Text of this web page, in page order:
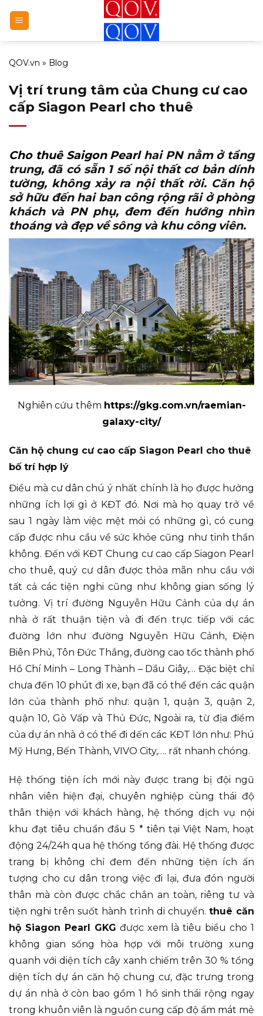
qua
nội
dung
QOV.vn » Blog
Vị trí trung tâm của Chung cư cao
cấp Siagon Pearl cho thuê
Cho thuê Saigon Pearlhai PN nằm ở tầng
trung, đã có sẵn 1 số nội thất cơ bản dính
tường, không xảy ra nội thất rời. Căn hộ
sở hữu đến hai ban công rộng rãi ở phòng
khách và PN phụ, đem đến hướng nhìn
thoáng và đẹp về sông và khu công viên.
Nghiên cứu thêm https://gkg.com.vn/raemian-
galaxy-city/
Căn hộ chung cư cao cấp Siagon Pearl cho thuê
bố trí hợp lý
Điều mà cư dân chú ý nhất chính là họ được hưởng
những ích lợi gì ở KĐT đó. Nơi mà họ quay trở về
sau 1 ngày làm việc mệt mỏi có những gì, có cung
cấp được nhu cầu về sức khỏe cũng như tinh thần
không. Đến với KĐT Chung cư cao cấp Siagon Pearl
cho thuê, quý cư dân được thỏa mãn nhu cầu với
tất cả các tiện nghi cũng như không gian sống lý
tưởng. Vị trí đường Nguyễn Hữu Cảnh của dự án
nhà ở rất thuận tiện và đi đến trực tiếp với các
đường lớn như đường Nguyễn Hữu Cảnh, Điện
Biên Phủ, Tôn Đức Thắng, đường cao tốc thành phố
Hồ Chí Minh – Long Thành – Dầu Giây,… Đặc biệt chỉ
chưa đến 10 phút đi xe, bạn đã có thể đến các quận
lớn của thành phố như: quận 1, quận 3, quận 2,
quận 10, Gò Vấp và Thủ Đức, Ngoài ra, từ địa điểm
của dự án nhà ở có thể đi dến các KĐT lớn như: Phú
Mỹ Hưng, Bến Thành, VIVO City,…. rất nhanh chóng.
Hệ thống tiện ích mới này được trang bị đội ngũ
nhân viên hiện đại, chuyên nghiệp cùng thái độ
thân thiện với khách hàng, hệ thống dịch vụ nội
khu đạt tiêu chuẩn đầu 5 * tiên tại Việt Nam, hoạt
động 24/24h qua hệ thống tổng đài. Hệ thống được
trang bị không chỉ đem đến những tiện ích ấn
tượng cho cư dân trong việc đi lại, đưa đón người
thân mà còn được chắc chắn an toàn, riêng tư và
tiện nghi trên suốt hành trình di chuyển. thuê căn
hộ Siagon Pearl GKG được xem là tiêu biểu cho 1
không gian sống hòa hợp với môi trường xung
quanh với diện tích cây xanh chiếm trên 30 % tổng
diện tích dự án căn hộ chung cư, đặc trưng trong
dự án nhà ở còn bao gồm 1 hồ sinh thái rộng ngay
trong khuôn viên là nguồn cung cấp độ ẩm mát mẻ